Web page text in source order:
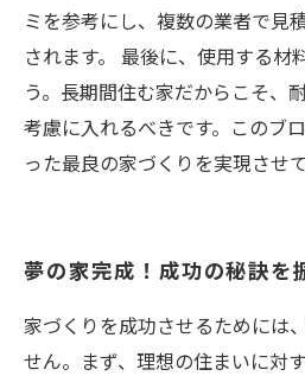
ミを参考にし、複数の業者で見
されます。 最後に、使用する材
う。長期間住む家だからこそ、
考慮に入れるべきです。このブ
った最良の家づくりを実現させ
夢の家完成！成功の秘訣を
家づくりを成功させるためには
せん。まず、理想の住まいに対